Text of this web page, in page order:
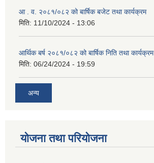
आ . व. २०८१/०८२ को बार्षिक बजेट तथा कार्यक्रम
मिति: 11/10/2024 - 13:06
आर्थिक बर्ष २०८१/०८२ को बार्षिक निति तथा कार्यक्रम
मिति: 06/24/2024 - 19:59
अन्य
योजना तथा परियोजना